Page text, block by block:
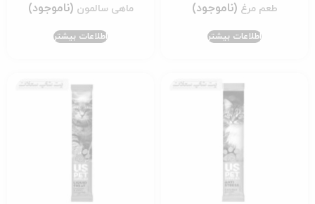
طعم مرغ
اطلاعات بیشتر
ماهی سالمون
اطلاعات بیشتر